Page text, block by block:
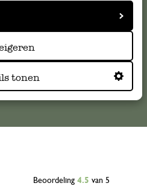
tonen
Beoordeling 4.5 van 5